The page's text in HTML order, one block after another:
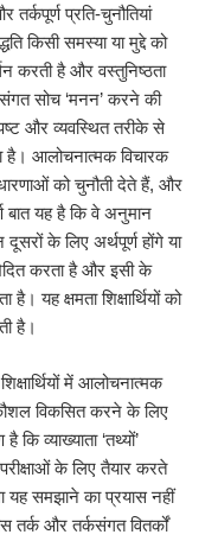
तर्कपूर्ण प्रति-चुनौतियां
किसी समस्या या मुद्दे को
करती है और वस्तुनिष्ठता
सोच ‘मनन’ करने की
और व्यवस्थित तरीके से
है। आलोचनात्मक विचारक
को चुनौती देते हैं, और
बात यह है कि वे अनुमान
के लिए अर्थपूर्ण होंगे या
करता है और इसी के
यह क्षमता शिक्षार्थियों को
है।
में आलोचनात्मक
विकसित करने के लिए
व्याख्याता ‘तथ्यों’
के लिए तैयार करते
यह समझाने का प्रयास नहीं
और तर्कसंगत वितर्कों